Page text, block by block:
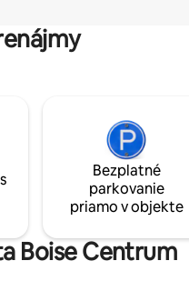
Bezplatné
parkovanie
priamo v objekte
Boise Centrum